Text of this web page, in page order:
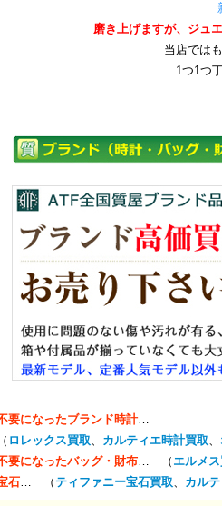
磨き上げますが、ジュ
当店では
1つ1つ
要になったブランド時計…
（ ロレックス買取、 カルティエ時計買取、
要になったバッグ・財布… （ エルメ
石… （ティファニー宝石買取、 カル